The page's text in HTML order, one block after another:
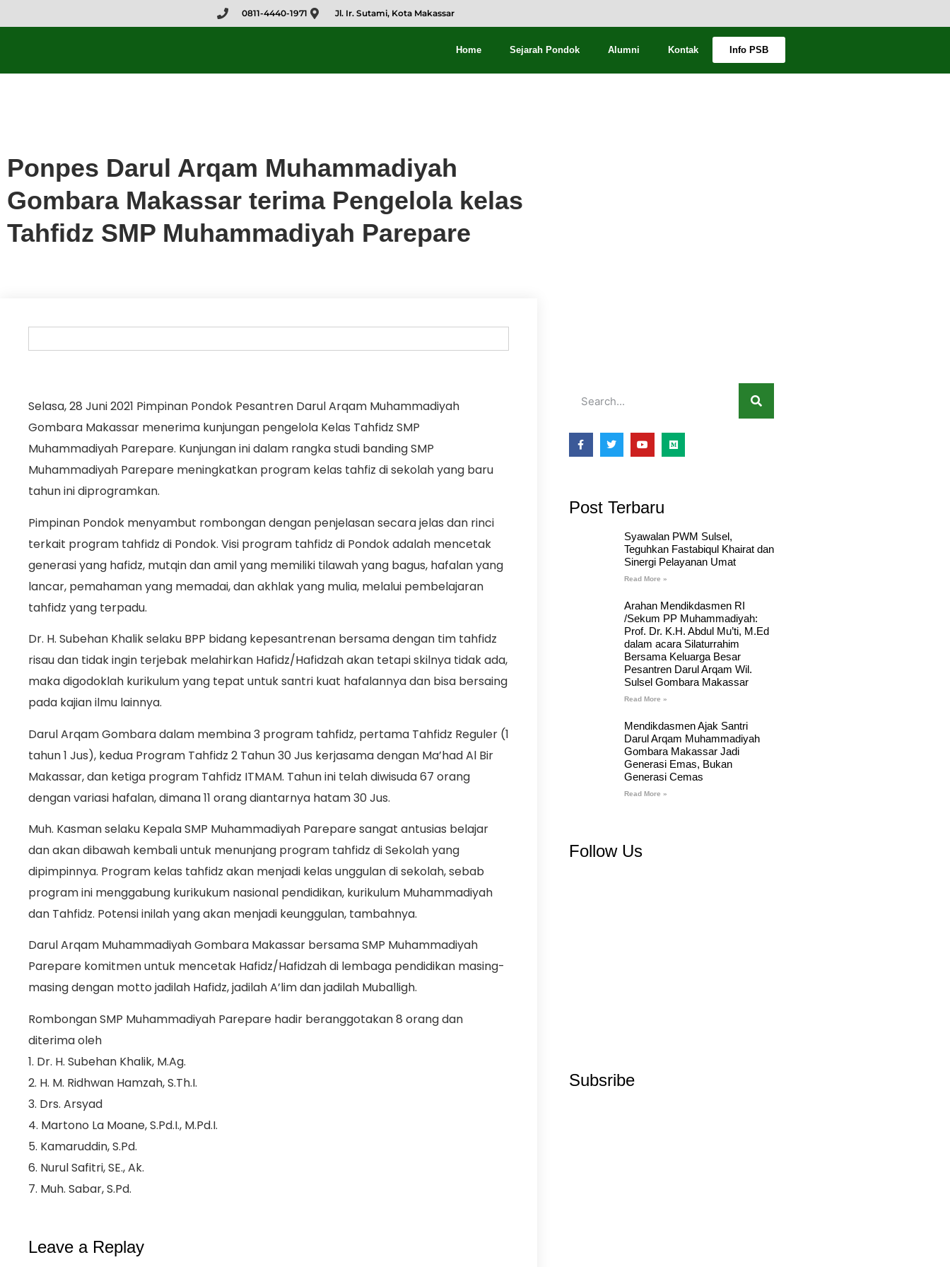
0811-4440-1971 Jl. Ir. Sutami, Kota Makassar
Home Sejarah Pondok Alumni Kontak Info PSB
Ponpes Darul Arqam Muhammadiyah
Gombara Makassar terima Pengelola kelas
Tahfidz SMP Muhammadiyah Parepare
Selasa, 28 Juni 2021 Pimpinan Pondok Pesantren Darul Arqam Muhammadiyah
Gombara Makassar menerima kunjungan pengelola Kelas Tahfidz SMP
Muhammadiyah Parepare. Kunjungan ini dalam rangka studi banding SMP
Muhammadiyah Parepare meningkatkan program kelas tahfiz di sekolah yang baru
tahun ini diprogramkan.
Pimpinan Pondok menyambut rombongan dengan penjelasan secara jelas dan rinci
terkait program tahfidz di Pondok. Visi program tahfidz di Pondok adalah mencetak
generasi yang hafidz, mutqin dan amil yang memiliki tilawah yang bagus, hafalan yang
lancar, pemahaman yang memadai, dan akhlak yang mulia, melalui pembelajaran
tahfidz yang terpadu.
Dr. H. Subehan Khalik selaku BPP bidang kepesantrenan bersama dengan tim tahfidz
risau dan tidak ingin terjebak melahirkan Hafidz/Hafidzah akan tetapi skilnya tidak ada,
maka digodoklah kurikulum yang tepat untuk santri kuat hafalannya dan bisa bersaing
pada kajian ilmu lainnya.
Darul Arqam Gombara dalam membina 3 program tahfidz, pertama Tahfidz Reguler (1
tahun 1 Jus), kedua Program Tahfidz 2 Tahun 30 Jus kerjasama dengan Ma’had Al Bir
Makassar, dan ketiga program Tahfidz ITMAM. Tahun ini telah diwisuda 67 orang
dengan variasi hafalan, dimana 11 orang diantarnya hatam 30 Jus.
Muh. Kasman selaku Kepala SMP Muhammadiyah Parepare sangat antusias belajar
dan akan dibawah kembali untuk menunjang program tahfidz di Sekolah yang
dipimpinnya. Program kelas tahfidz akan menjadi kelas unggulan di sekolah, sebab
program ini menggabung kurikukum nasional pendidikan, kurikulum Muhammadiyah
dan Tahfidz. Potensi inilah yang akan menjadi keunggulan, tambahnya.
Darul Arqam Muhammadiyah Gombara Makassar bersama SMP Muhammadiyah
Parepare komitmen untuk mencetak Hafidz/Hafidzah di lembaga pendidikan masing-
masing dengan motto jadilah Hafidz, jadilah A’lim dan jadilah Muballigh.
Rombongan SMP Muhammadiyah Parepare hadir beranggotakan 8 orang dan
diterima oleh
1. Dr. H. Subehan Khalik, M.Ag.
2. H. M. Ridhwan Hamzah, S.Th.I.
3. Drs. Arsyad
4. Martono La Moane, S.Pd.I., M.Pd.I.
5. Kamaruddin, S.Pd.
6. Nurul Safitri, SE., Ak.
7. Muh. Sabar, S.Pd.
Leave a Replay
Post Terbaru
Syawalan PWM Sulsel,
Teguhkan Fastabiqul Khairat dan
Sinergi Pelayanan Umat
Read More »
Arahan Mendikdasmen RI
/Sekum PP Muhammadiyah:
Prof. Dr. K.H. Abdul Mu’ti, M.Ed
dalam acara Silaturrahim
Bersama Keluarga Besar
Pesantren Darul Arqam Wil.
Sulsel Gombara Makassar
Read More »
Mendikdasmen Ajak Santri
Darul Arqam Muhammadiyah
Gombara Makassar Jadi
Generasi Emas, Bukan
Generasi Cemas
Read More »
Follow Us
Subsribe